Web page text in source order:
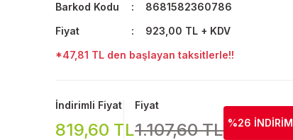
Barkod Kodu
8681582360786
Fiyat
923,00 TL + KDV
*47,81 TL den başlayan taksitlerle!!
İndirimli Fiyat
819,60 TL
Fiyat
1.107,60 TL %26 İNDİRİM